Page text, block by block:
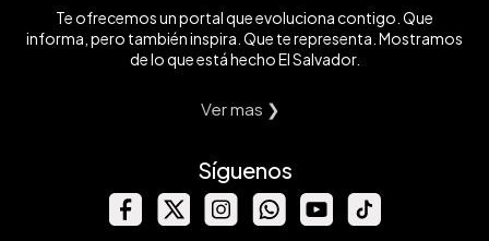
Te ofrecemos un portal que evoluciona contigo. Que
informa, pero también inspira. Que te representa. Mostramos
de lo que está hecho El Salvador.
Ver mas ❯
Síguenos